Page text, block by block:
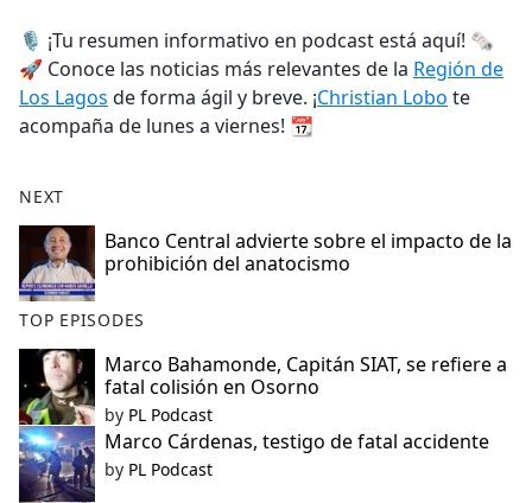
b
o
o
k
🎙️ ¡Tu resumen informativo en podcast está aquí! 🗞️
🚀 Conoce las noticias más relevantes de la Región de
Los Lagos de forma ágil y breve. ¡Christian Lobo te
acompaña de lunes a viernes! 📆
NEXT
Banco Central advierte sobre el impacto de la
prohibición del anatocismo
TOP EPISODES
Marco Bahamonde, Capitán SIAT, se refiere a
fatal colisión en Osorno
by PL Podcast
Marco Cárdenas, testigo de fatal accidente
by PL Podcast